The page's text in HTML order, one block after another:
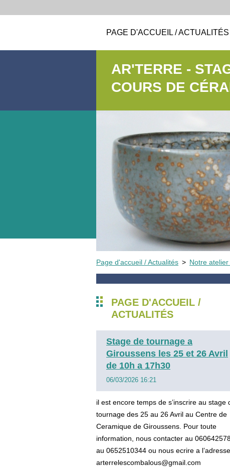
PAGE D'ACCUEIL / ACTUALITÉS
AR'TERRE -
COURS DE
Page d'accueil / Actualités > Notre
PAGE D'ACCUEIL /
ACTUALITÉS
Stage de tournage a
Giroussens les 25 et 26 Avril
de 10h a 17h30
06/03/2026 16:21
il est encore temps de s’inscrire au stage
tournage des 25 au 26 Avril au Centre de
Ceramique de Giroussens. Pour toute
information, nous contacter au
au 0652510344 ou nous ecrire a l’adresse
arterrelescombalous@gmail.com